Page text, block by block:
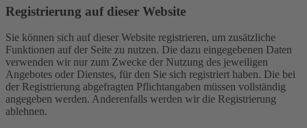
Registrierung auf dieser Website
Sie können sich auf dieser Website registrieren, um zusätzliche
Funktionen auf der Seite zu nutzen. Die dazu eingegebenen Daten
verwenden wir nur zum Zwecke der Nutzung des jeweiligen
Angebotes oder Dienstes, für den Sie sich registriert haben. Die bei
der Registrierung abgefragten Pflichtangaben müssen vollständig
angegeben werden. Anderenfalls werden wir die Registrierung
ablehnen.